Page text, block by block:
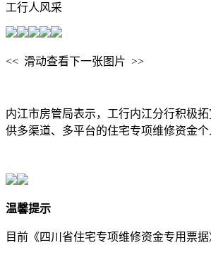
工行人风采
<< 滑动查看下一张图片 >>
内江市房管局表示，工行内江分行积极
供多渠道、多平台的住宅专项维修资金
温馨提示
目前《四川省住宅专项维修资金专用票